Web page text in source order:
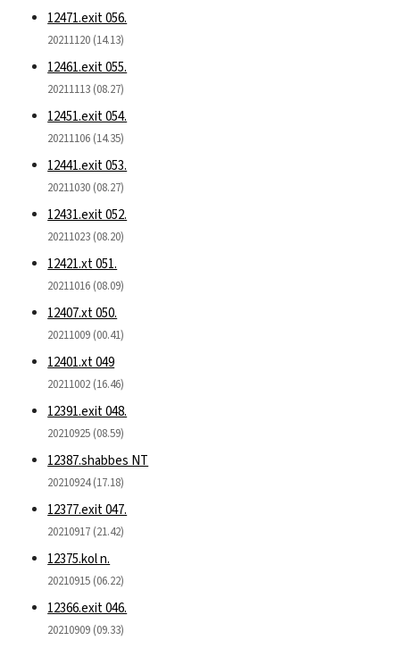
12471.exit 056.
20211120 (14.13)
12461.exit 055.
20211113 (08.27)
12451.exit 054.
20211106 (14.35)
12441.exit 053.
20211030 (08.27)
12431.exit 052.
20211023 (08.20)
12421.xt 051.
20211016 (08.09)
12407.xt 050.
20211009 (00.41)
12401.xt 049
20211002 (16.46)
12391.exit 048.
20210925 (08.59)
12387.shabbes NT
20210924 (17.18)
12377.exit 047.
20210917 (21.42)
12375.kol n.
20210915 (06.22)
12366.exit 046.
20210909 (09.33)